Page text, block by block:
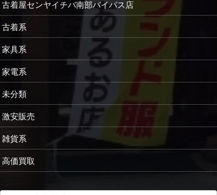
古着屋センヤイチバ南部バイパス店
古着系
家具系
家電系
未分類
激安販売
雑貨系
高価買取